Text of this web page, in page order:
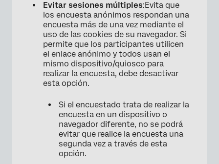
Evitar sesiones múltiples:Evita que
los encuesta anónimos respondan una
encuesta más de una vez mediante el
uso de las cookies de su navegador. Si
permite que los participantes utilicen
el enlace anónimo y todos usan el
mismo dispositivo/quiosco para
realizar la encuesta, debe desactivar
esta opción.
Si el encuestado trata de realizar la
encuesta en un dispositivo o
navegador diferente, no se podrá
evitar que realice la encuesta una
segunda vez a través de esta
opción.